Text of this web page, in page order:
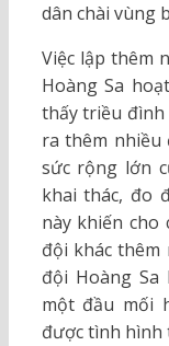
dân chài vùng
Việc lập thêm
Hoàng Sa
thấy triều đình
ra thêm
sức rộng lớn
khai thác, đo
này khiến cho
đội khác thêm
đội Hoàng
một đầu mối
được tình hình